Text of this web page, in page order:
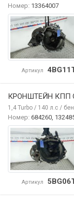
Номер: 13364007
Артикул
КРОНШТЕЙН КПП
1,4 Turbo / 140 л.с /
Номер: 684260,
Артикул